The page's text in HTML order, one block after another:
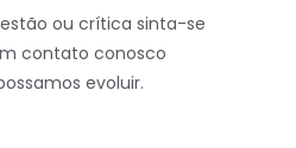
ou crítica sinta-se
contato conosco
evoluir.